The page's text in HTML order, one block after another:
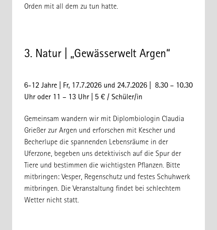
Orden mit all dem zu tun hatte.
3. Natur | „Gewässerwelt Argen“
6-12 Jahre | Fr, 17.7.2026 und 24.7.2026 | 8.30 – 10.30
Uhr oder 11 – 13 Uhr | 5 € / Schüler/in
Gemeinsam wandern wir mit Diplombiologin Claudia
Grießer zur Argen und erforschen mit Kescher und
Becherlupe die spannenden Lebensräume in der
Uferzone, begeben uns detektivisch auf die Spur der
Tiere und bestimmen die wichtigsten Pflanzen. Bitte
mitbringen: Vesper, Regenschutz und festes Schuhwerk
mitbringen. Die Veranstaltung findet bei schlechtem
Wetter nicht statt.